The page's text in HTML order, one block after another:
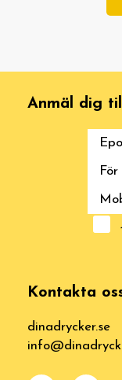
Anmäl dig
Kontakta
dinadrycker.se